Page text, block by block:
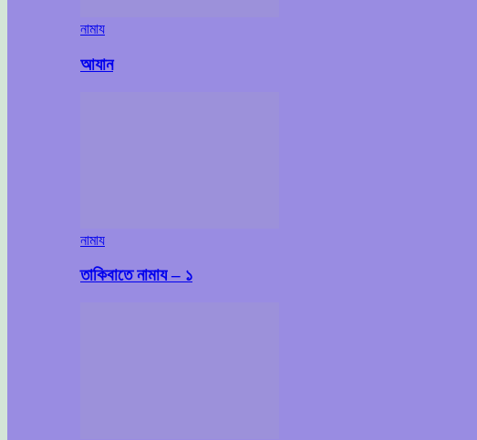
নামায
আযান
নামায
তাকিবাতে নামায – ১